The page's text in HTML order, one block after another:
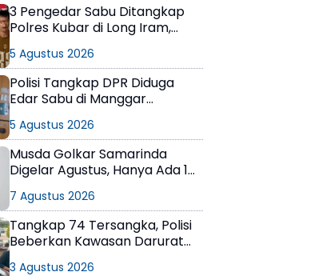
3 Pengedar Sabu Ditangkap
Polres Kubar di Long Iram,
5 Agustus 2026
Polisi Tangkap DPR Diduga
Edar Sabu di Manggar
5 Agustus 2026
Musda Golkar Samarinda
Digelar Agustus, Hanya Ada 1
7 Agustus 2026
Tangkap 74 Tersangka, Polisi
Beberkan Kawasan Darurat
3 Agustus 2026